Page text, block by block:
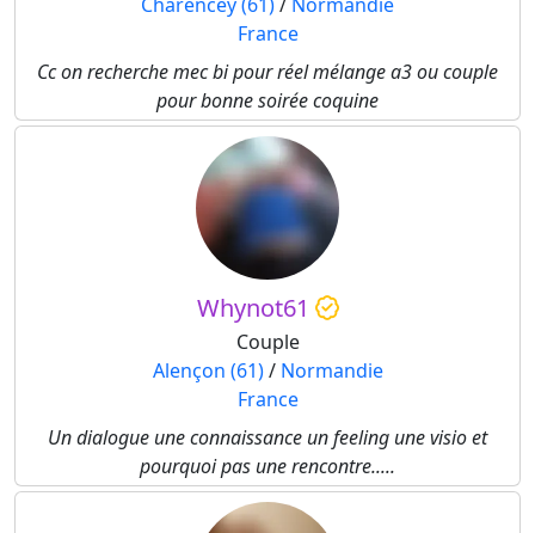
France
Cc on recherche mec bi pour réel mélange a3 ou couple
pour bonne soirée coquine
Whynot61
Couple
Alençon (61)/ Normandie
France
Un dialogue une connaissance un feeling une visio et
pourquoi pas une rencontre.....